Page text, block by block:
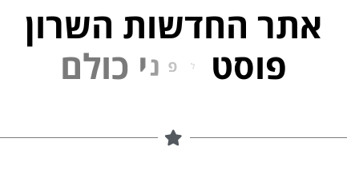
אתר החדשות השרון
פוסט